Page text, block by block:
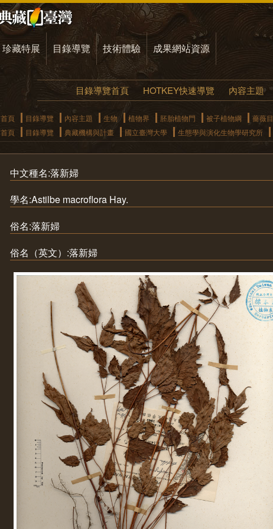
珍藏特展 目錄導覽 技術體驗 成果網站資源
目錄導覽首頁 HOTKEY快速導覽 內容主題
首頁 目錄導覽 內容主題 生物 植物界 胚胎植物門 被子植物綱 薔薇目
首頁
目錄導覽 典藏機構與計畫 國立臺灣大學 生態學與演化生物學研究所
中文種名:落新婦
學名:Astilbe macroflora Hay.
俗名:落新婦
俗名（英文）:落新婦